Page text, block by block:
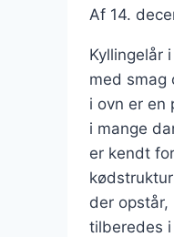
Af 14.
Kyllingelår
med smag
i ovn er en
i mange
er kendt
der opstår,
tilberedes i